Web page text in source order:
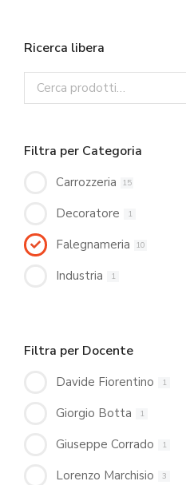
Ricerca libera
Filtra per Categoria
Carrozzeria 15
Decoratore 1
Falegnameria 10
Industria 1
Filtra per Docente
Davide Fiorentino 1
Giorgio Botta 1
Giuseppe Corrado 1
Lorenzo Marchisio 3